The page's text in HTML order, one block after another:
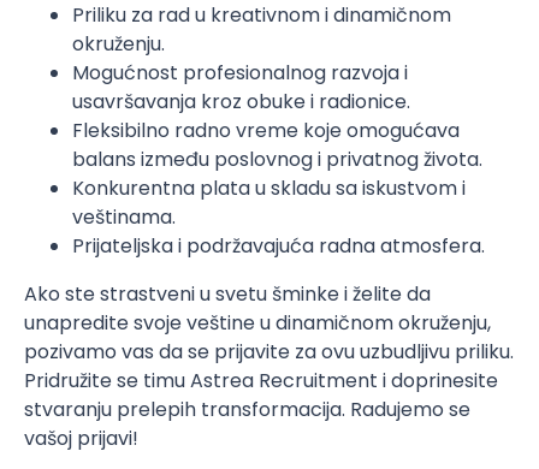
Priliku za rad u kreativnom i dinamičnom
okruženju.
Mogućnost profesionalnog razvoja i
usavršavanja kroz obuke i radionice.
Fleksibilno radno vreme koje omogućava
balans između poslovnog i privatnog života.
Konkurentna plata u skladu sa iskustvom i
veštinama.
Prijateljska i podržavajuća radna atmosfera.
Ako ste strastveni u svetu šminke i želite da
unapredite svoje veštine u dinamičnom okruženju,
pozivamo vas da se prijavite za ovu uzbudljivu priliku.
Pridružite se timu Astrea Recruitment i doprinesite
stvaranju prelepih transformacija. Radujemo se
vašoj prijavi!